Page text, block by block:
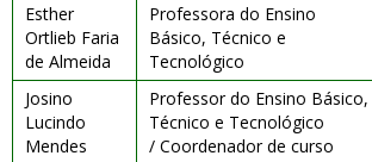
Esther
Ortlieb Faria
de Almeida
Professora do Ensino
Básico, Técnico e
Tecnológico
Josino
Lucindo
Mendes
Professor do Ensino Básico,
Técnico e Tecnológico
/ Coordenador de curso